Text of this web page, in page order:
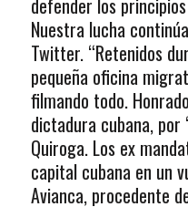
defender los
Nuestra lucha
Twitter. “Retenidos
pequeña oficina
filmando todo.
dictadura cubana, por
Quiroga. Los ex
capital cubana en un
Avianca, procedente